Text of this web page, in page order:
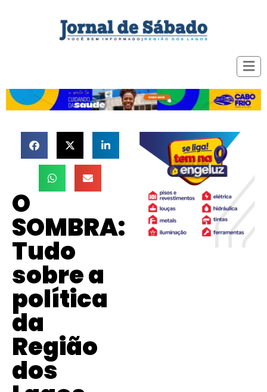
O
SOMBRA:
Tudo
sobre a
política
da
Região
dos